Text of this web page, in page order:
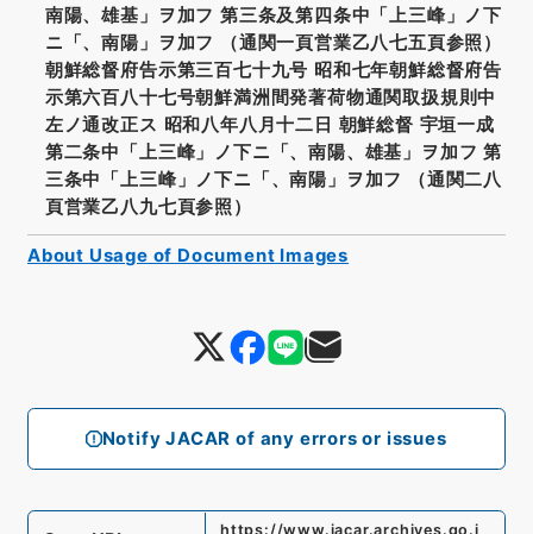
Notify JACAR of any errors or issues
南陽、雄基」ヲ加フ 第三条及第四条中「上三峰」ノ下
ニ「、南陽」ヲ加フ （通関一頁営業乙八七五頁参照）
朝鮮総督府告示第三百七十九号 昭和七年朝鮮総督府告
示第六百八十七号朝鮮満洲間発著荷物通関取扱規則中
左ノ通改正ス 昭和八年八月十二日 朝鮮総督 宇垣一成
第二条中「上三峰」ノ下ニ「、南陽、雄基」ヲ加フ 第
三条中「上三峰」ノ下ニ「、南陽」ヲ加フ （通関二八
頁営業乙八九七頁参照）
https://www.jacar.archives.go.j
About Usage of Document Images